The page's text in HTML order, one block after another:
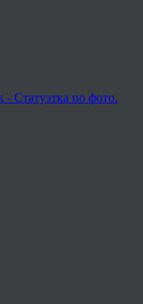
Статуэтка по фото.